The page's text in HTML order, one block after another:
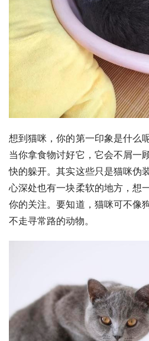
想到猫咪，你的第一印象是什么
当你拿食物讨好它，它会不屑一
快的躲开。其实这些只是猫咪伪
心深处也有一块柔软的地方，想
你的关注。要知道，猫咪可不像
不走寻常路的动物。